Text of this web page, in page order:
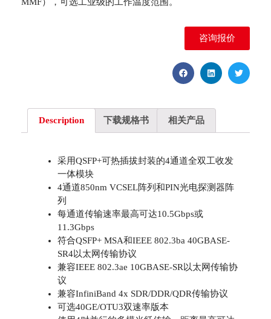
咨询报价
Description 下载规格书 相关产品
采用QSFP+可热插拔封装的4通道全双工收发
一体模块
4通道850nm VCSEL阵列和PIN光电探测器阵
列
每通道传输速率最高可达10.5Gbps或
11.3Gbps
符合QSFP+ MSA和IEEE 802.3ba 40GBASE-
SR4以太网传输协议
兼容IEEE 802.3ae 10GBASE-SR以太网传输协
议
兼容InfiniBand 4x SDR/DDR/QDR传输协议
可选40GE/OTU3双速率版本